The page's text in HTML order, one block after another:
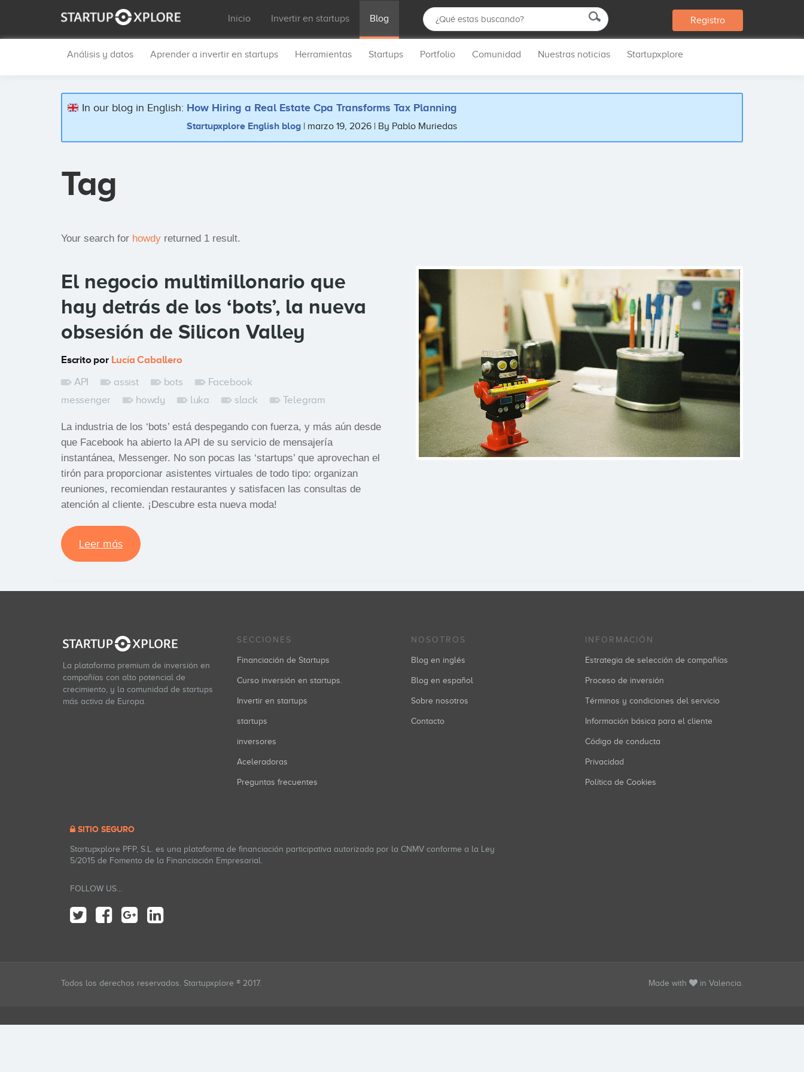
Inicio Invertir en startups Blog Registro
Análisis y datos Aprender a invertir en startups Herramientas Startups Portfolio Comunidad Nuestras noticias Startupxplore
In our blog in English: How Hiring a Real Estate Cpa Transforms Tax Planning
Startupxplore English blog marzo 19, 2026 By Pablo Muriedas
Tag
Your search for howdy returned 1 result.
El negocio multimillonario que
hay detrás de los ‘bots’, la nueva
obsesión de Silicon Valley
Escrito por Lucía Caballero
API
assist bots
Facebook
messenger
howdy luka slack Telegram
La industria de los ‘bots’ está despegando con fuerza, y más aún desde
que Facebook ha abierto la API de su servicio de mensajería
instantánea, Messenger. No son pocas las ‘startups’ que aprovechan el
tirón para proporcionar asistentes virtuales de todo tipo: organizan
reuniones, recomiendan restaurantes y satisfacen las consultas de
atención al cliente. ¡Descubre esta nueva moda!
Leer más
La plataforma premium de inversión en
compañías con alto potencial de
crecimiento, y la comunidad de startups
más activa de Europa.
SECCIONES
Financiación de Startups
Curso inversión en startups.
Invertir en startups
startups
inversores
Aceleradoras
Preguntas frecuentes
NOSOTROS
Blog en inglés
Blog en español
Sobre nosotros
Contacto
INFORMACIÓN
Estrategia de selección de compañías
Proceso de inversión
Términos y condiciones del servicio
Información básica para el cliente
Código de conducta
Privacidad
Política de Cookies
SITIO SEGURO
Startupxplore PFP, S.L. es una plataforma de financiación participativa autorizada por la CNMV conforme a la Ley
5/2015 de Fomento de la Financiación Empresarial.
FOLLOW US...
Todos los derechos reservados. Startupxplore ® 2017. Made with in Valencia.